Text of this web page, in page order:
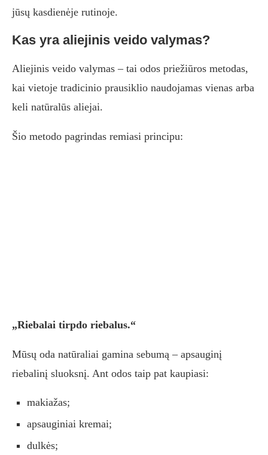
jūsų kasdienėje rutinoje.
Kas yra aliejinis veido valymas?
Aliejinis veido valymas – tai odos priežiūros metodas,
kai vietoje tradicinio prausiklio naudojamas vienas arba
keli natūralūs aliejai.
Šio metodo pagrindas remiasi principu:
„Riebalai tirpdo riebalus.“
Mūsų oda natūraliai gamina sebumą – apsauginį
riebalinį sluoksnį. Ant odos taip pat kaupiasi:
makiažas;
apsauginiai kremai;
dulkės;